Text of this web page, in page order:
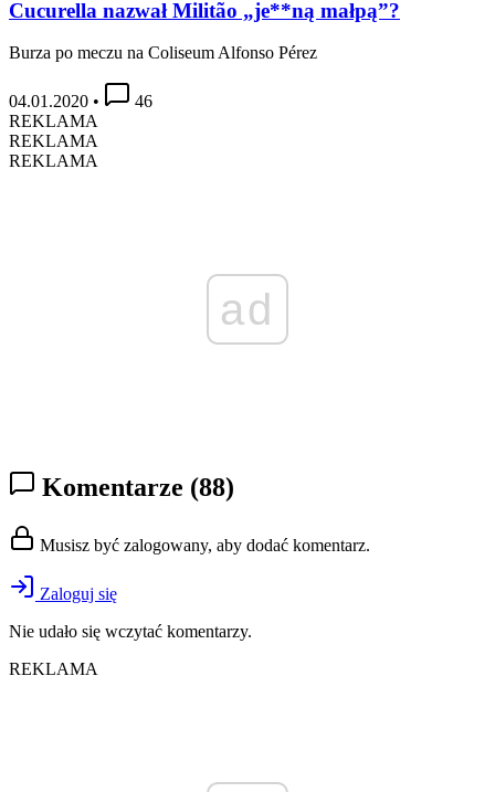
Cucurella nazwał Militão „je**ną małpą”?
Burza po meczu na Coliseum Alfonso Pérez
04.01.2020 •
46
REKLAMA
REKLAMA
REKLAMA
ad
Komentarze (88)
Musisz być zalogowany, aby dodać komentarz.
Zaloguj się
Nie udało się wczytać komentarzy.
REKLAMA